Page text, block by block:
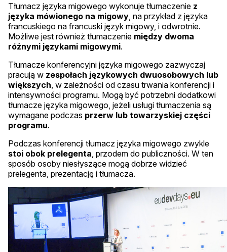
Tłumacz języka migowego wykonuje tłumaczenie z
języka mówionego na migowy , na przykład z języka
francuskiego na francuski język migowy, i odwrotnie.
Możliwe jest również tłumaczenie między dwoma
różnymi językami migowymi.
Tłumacze konferencyjni języka migowego zazwyczaj
pracują w zespołach językowych dwuosobowych lub
większych , w zależności od czasu trwania konferencji i
intensywności programu. Mogą być potrzebni dodatkowi
tłumacze języka migowego, jeżeli usługi tłumaczenia są
wymagane podczas przerw lub towarzyskiej części
programu.
Podczas konferencji tłumacz języka migowego zwykle
stoi obok prelegenta , przodem do publiczności. W ten
sposób osoby niesłyszące mogą dobrze widzieć
prelegenta, prezentację i tłumacza.